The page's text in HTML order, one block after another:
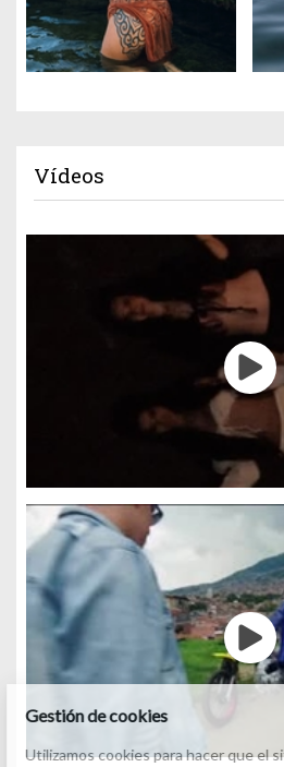
Vídeos
Gestión de cookies
Utilizamos cookies para hacer que el